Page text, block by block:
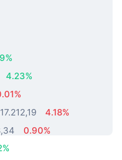
Varlıkları
4.23%
4.18%
0.90%